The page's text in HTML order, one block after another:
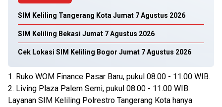
SIM Keliling Tangerang Kota Jumat 7 Agustus 2026
SIM Keliling Bekasi Jumat 7 Agustus 2026
Cek Lokasi SIM Keliling Bogor Jumat 7 Agustus 2026
1. Ruko WOM Finance Pasar Baru, pukul 08.00 - 11.00 WIB.
2. Living Plaza Palem Semi, pukul 08.00 - 11.00 WIB.
Layanan SIM Keliling Polrestro Tangerang Kota hanya